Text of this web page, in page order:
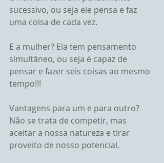
sucessivo, ou seja ele pensa e faz
uma coisa de cada vez.
E a mulher? Ela tem pensamento
simultâneo, ou seja é capaz de
pensar e fazer seis coisas ao mesmo
tempo!!!
Vantagens para um e para outro?
Não se trata de competir, mas
aceitar a nossa natureza e tirar
proveito de nosso potencial.